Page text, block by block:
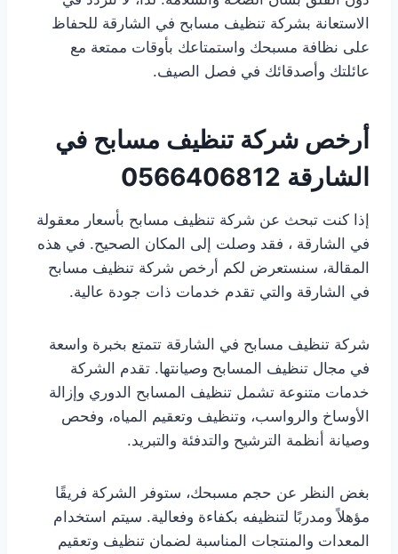
الاستعانة بشركة تنظيف مسابح في الشارقة للحفاظ
على نظافة مسبحك واستمتاعك بأوقات ممتعة مع
عائلتك وأصدقائك في فصل الصيف.
أرخص شركة تنظيف مسابح في
الشارقة 0566406812
إذا كنت تبحث عن شركة تنظيف مسابح بأسعار معقولة
في الشارقة ، فقد وصلت إلى المكان الصحيح. في هذه
المقالة، سنستعرض لكم أرخص شركة تنظيف مسابح
في الشارقة والتي تقدم خدمات ذات جودة عالية.
شركة تنظيف مسابح في الشارقة تتمتع بخبرة واسعة
في مجال تنظيف المسابح وصيانتها. تقدم الشركة
خدمات متنوعة تشمل تنظيف المسابح الدوري وإزالة
الأوساخ والرواسب، وتنظيف وتعقيم المياه، وفحص
وصيانة أنظمة الترشيح والتدفئة والتبريد.
بغض النظر عن حجم مسبحك، ستوفر الشركة فريقًا
مؤهلاً ومدربًا لتنظيفه بكفاءة وفعالية. سيتم استخدام
المعدات والمنتجات المناسبة لضمان تنظيف وتعقيم